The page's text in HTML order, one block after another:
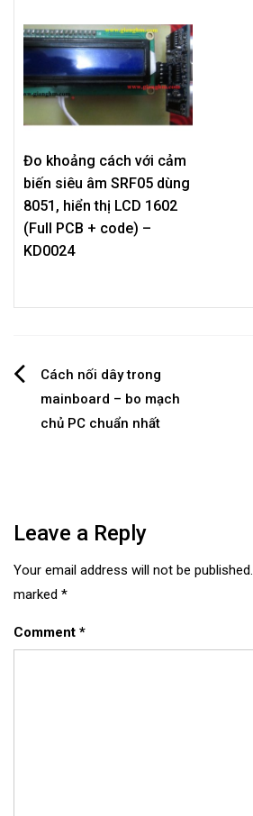
Đo khoảng cách với cảm
biến siêu âm SRF05 dùng
8051, hiển thị LCD 1602
(Full PCB + code) –
KD0024
Post
navigation
Cách nối dây trong
mainboard – bo mạch
chủ PC chuẩn nhất
Leave a Reply
Your email address will not be published.
marked *
Comment *